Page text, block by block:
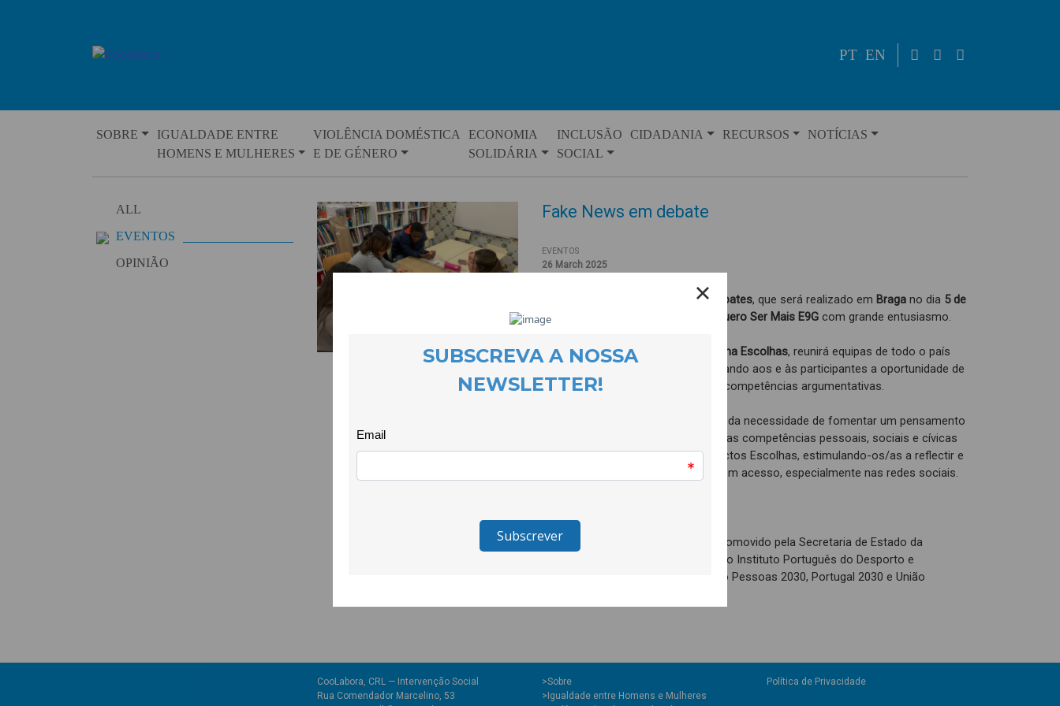
PT EN
SOBRE
IGUALDADE ENTRE
HOMENS E MULHERES
VIOLÊNCIA DOMÉSTICA
E DE GÉNERO
ECONOMIA
SOLIDÁRIA
INCLUSÃO
SOCIAL
CIDADANIA RECURSOS NOTÍCIAS
ALL
EVENTOS
OPINIÃO
Fake News em debate
EVENTOS
26 March 2025
Torneio de Debates, que será realizado em Braga no dia 5 de
Abril, está
Quero Ser Mais E9G com grande entusiasmo.
A iniciativa, promovida pelo Programa Escolhas, reunirá equipas de todo o país
para um debate formal, proporcionando aos e às participantes a oportunidade de
desenvolver e aperfeiçoar as suas competências argumentativas.
e da necessidade de fomentar um pensamento
crítico, o evento procura fortalecer as competências pessoais, sociais e cívicas
de jovens que participam nos projectos Escolhas, estimulando-os/as a reflectir e
questionar as informações a que têm acesso, especialmente nas redes sociais.
O projecto Quero Ser Mais E9G é promovido pela Secretaria de Estado da
Juventude e do Desporto, através do Instituto Português do Desporto e
Juventude, I.P. e é cofinanciado pelo Pessoas 2030, Portugal 2030 e União
CooLabora, CRL — Intervenção Social
Rua Comendador Marcelino, 53
>Sobre
>Igualdade entre Homens e Mulheres
Política de Privacidade